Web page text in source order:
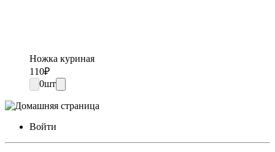
Ножка куриная
110₽
0шт
Войти